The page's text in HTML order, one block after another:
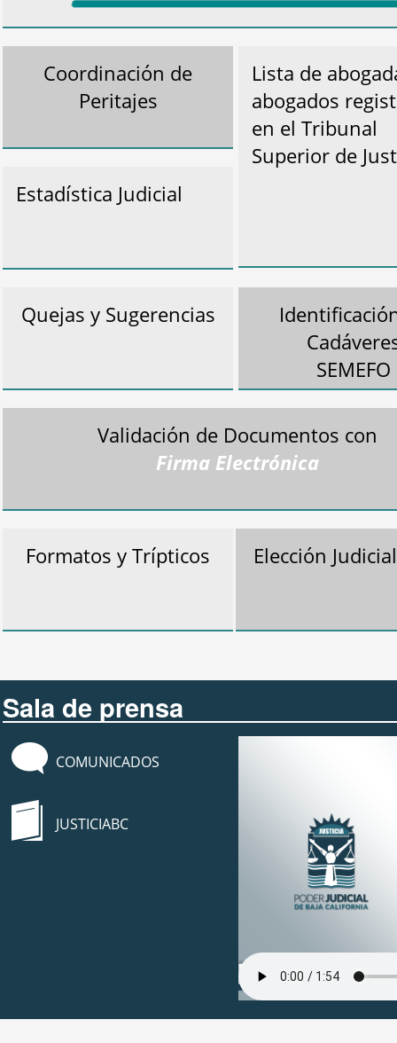
Coordinación de
Peritajes
Estadística Judicial
Quejas y Sugerencias
Lista de
abogados
en el Tribunal
Superior de
SEMEFO
Validación de Documentos con
Firma Electrónica
Formatos y Trípticos Elección
Sala de prensa
COMUNICADOS
JUSTICIABC